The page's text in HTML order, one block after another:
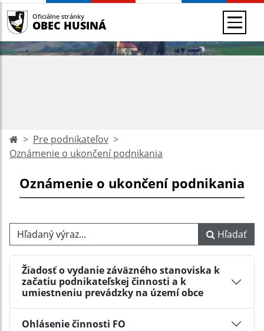
Oficiálne stránky
OBEC HUSINÁ
Pre podnikateľov
Oznámenie o ukončení podnikania
Oznámenie o ukončení podnikania
Hľadaný výraz... Hľadať
Žiadosť o vydanie záväzného stanoviska k
začatiu podnikateľskej činnosti a k
umiestneniu prevádzky na území obce
Ohlásenie činnosti FO